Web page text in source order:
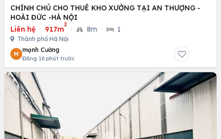
CHÍNH CHỦ CHO THUÊ KHO XƯỞNG TẠI AN THƯỢNG -
HOÀI ĐỨC -HÀ NỘI
Liên hệ · 917m
2
· 8m · 1
Thành phố Hà Nội
M
mạnh Cường
Đăng 16 phút trước